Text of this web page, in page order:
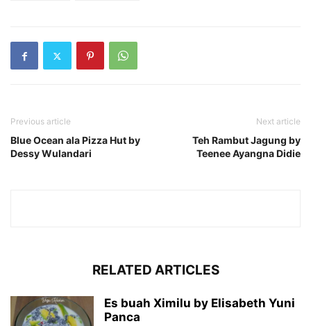
Previous article
Blue Ocean ala Pizza Hut by
Dessy Wulandari
Next article
Teh Rambut Jagung by
Teenee Ayangna Didie
RELATED ARTICLES
Es buah Ximilu by Elisabeth Yuni
Panca